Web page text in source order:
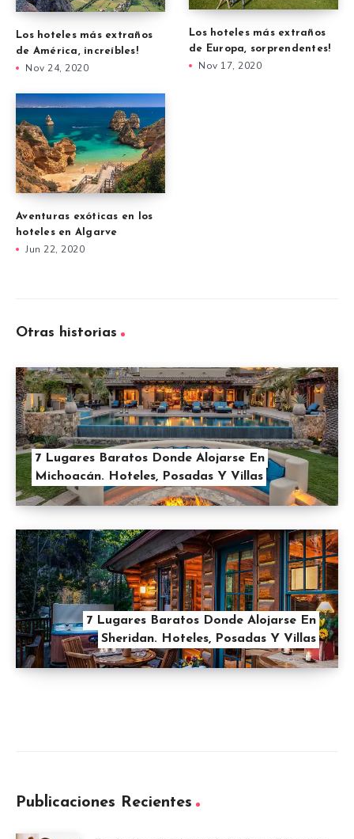
Los hoteles más extraños
de América, increíbles!
Nov 24, 2020
Los hoteles más extraños
de Europa, sorprendentes!
Nov 17, 2020
Aventuras exóticas en los
hoteles en Algarve
Jun 22, 2020
Otras historias
7 Lugares Baratos Donde Alojarse En
Michoacán. Hoteles, Posadas Y Villas
7 Lugares Baratos Donde Alojarse En
Sheridan. Hoteles, Posadas Y Villas
Publicaciones Recientes